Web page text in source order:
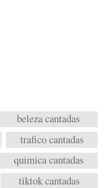
beleza cantadas
trafico cantadas
quimica cantadas
tiktok cantadas